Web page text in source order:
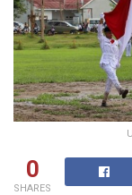
0
SHARES